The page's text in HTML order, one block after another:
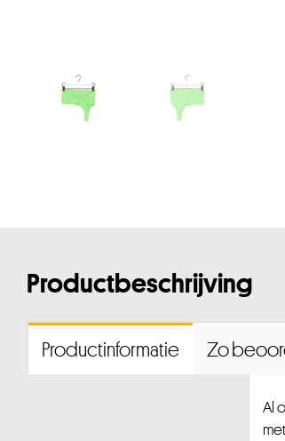
Productbeschrijving
Productinformatie Zo
Al